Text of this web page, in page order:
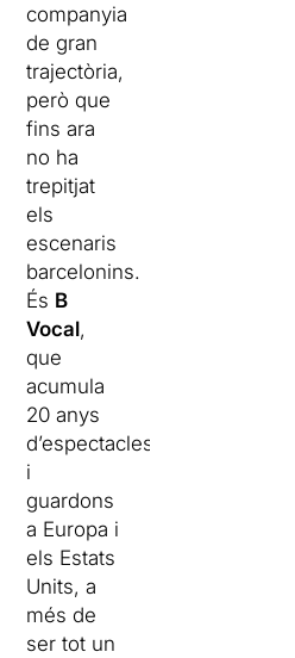
companyia
de gran
trajectòria,
però que
fins ara
no ha
trepitjat
els
escenaris
barcelonins.
És B
Vocal,
que
acumula
20 anys
d’espectacles
i
guardons
a Europa i
els Estats
Units, a
més de
ser tot un